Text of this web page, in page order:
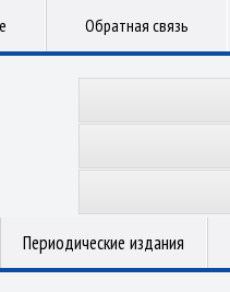
Обратная связь
Периодические издания